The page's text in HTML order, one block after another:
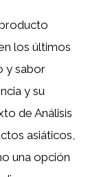
los últimos
y sabor
y su
de Análisis
asiáticos,
una opción